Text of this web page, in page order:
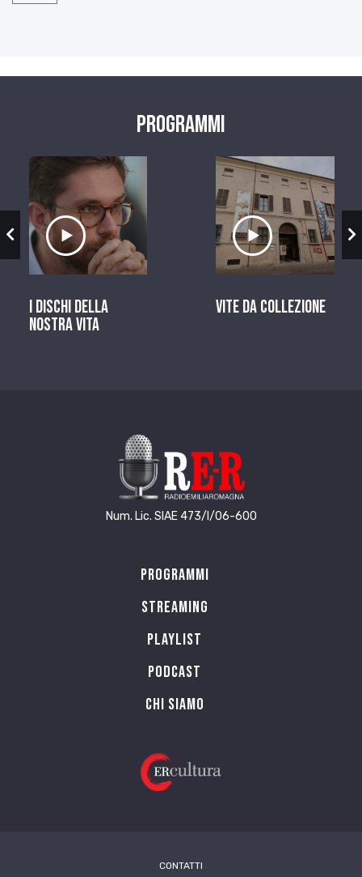
Programmi
Ascolta il servizio
I dischi della
nostra vita
Ascolta il
Vite da Collezione
Num. Lic. SIAE 473/I/06-600
Programmi
Streaming
Playlist
PODCAST
Chi siamo
CONTATTI